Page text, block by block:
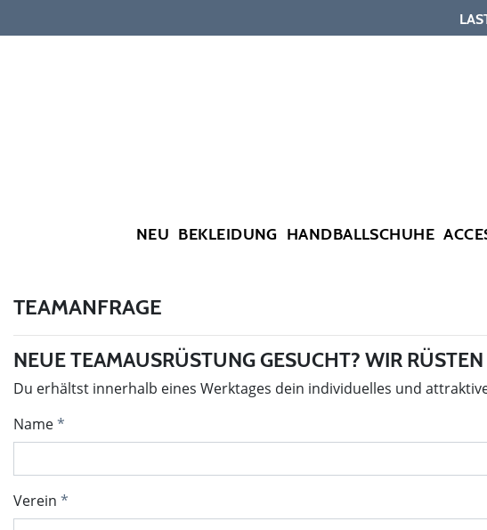
NEU BEKLEIDUNG HANDBALLSCHUHE
TEAMANFRAGE
NEUE TEAMAUSRÜSTUNG GESUCHT? WIR
Du erhältst innerhalb eines Werktages dein individuelles und
Name
Verein